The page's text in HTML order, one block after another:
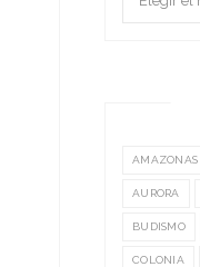
AMAZONAS
AURORA
BUDISMO
COLONIA